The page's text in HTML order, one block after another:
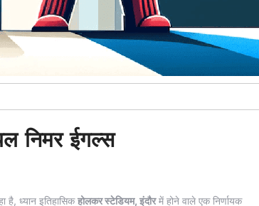
निमर ईगल्स
है, ध्यान इतिहासिकहोलकर स्टेडियम, इंदौरमें होने वाले एक निर्णायक